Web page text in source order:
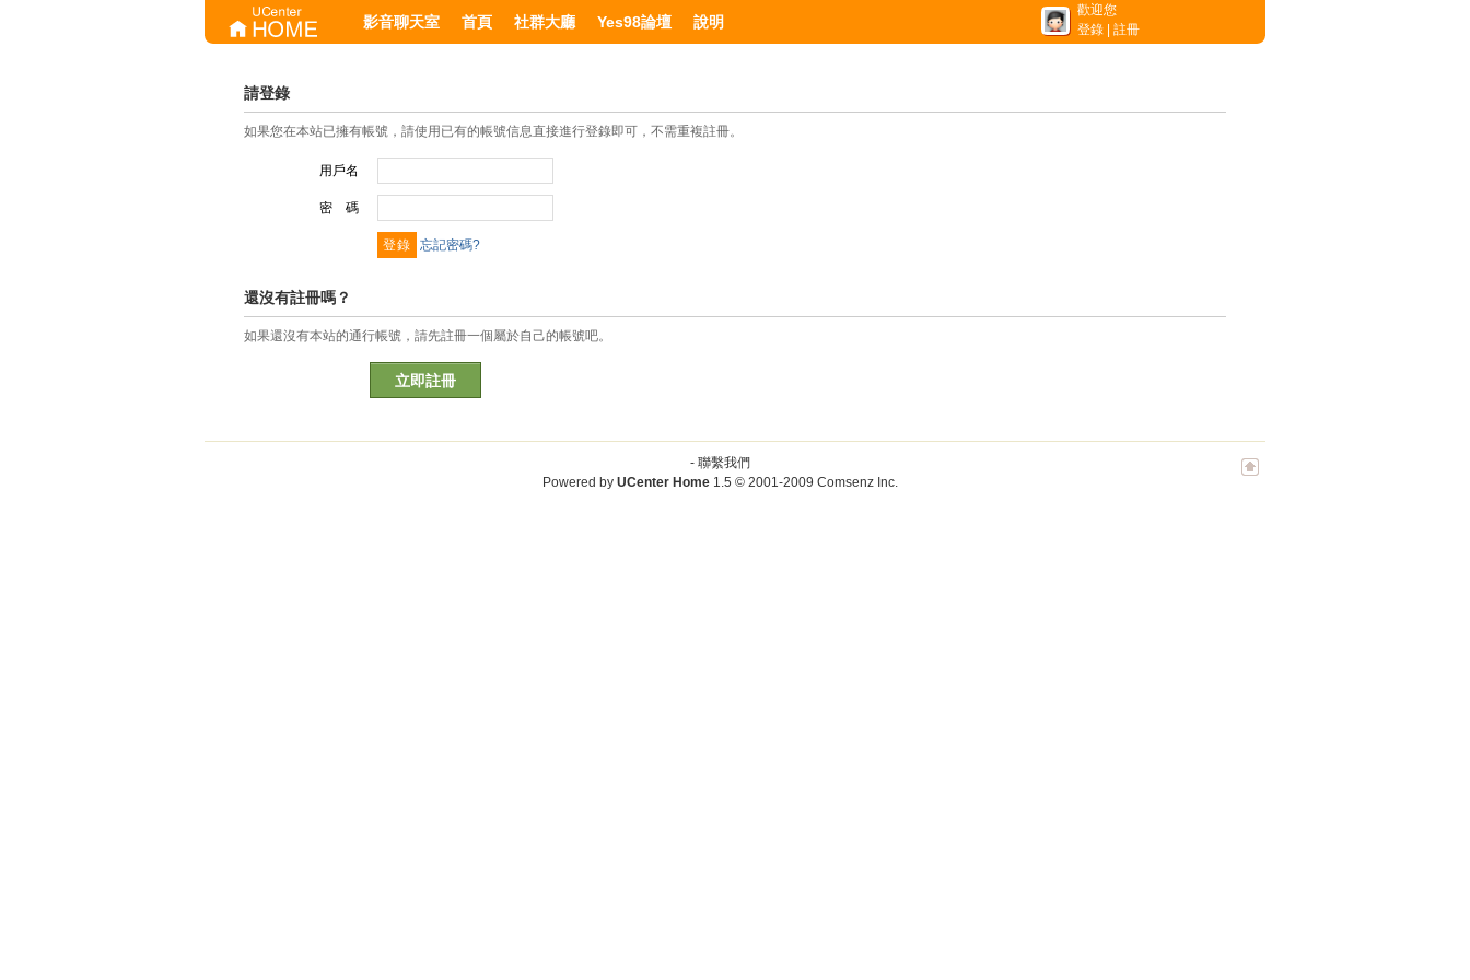
影音聊天室 首頁 社群大廳 Yes98論壇 說明
歡迎您
登錄
註冊
請登錄
如果您在本站已擁有帳號，請使用已有的帳號信息直接進行登錄即可，不需重複註冊。
用戶名
密 碼
忘記密碼?
還沒有註冊嗎？
如果還沒有本站的通行帳號，請先註冊一個屬於自己的帳號吧。
立即註冊
- 聯繫我們
Powered by UCenter Home 1.5 © 2001-2009 Comsenz Inc.